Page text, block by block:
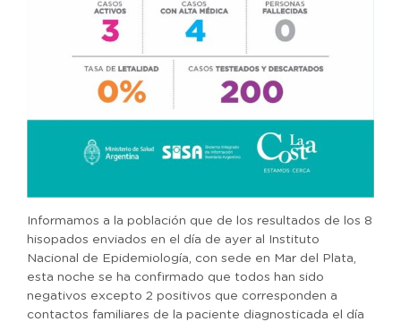
Informamos a la población que de los resultados de los 8
hisopados enviados en el día de ayer al Instituto
Nacional de Epidemiología, con sede en Mar del Plata,
esta noche se ha confirmado que todos han sido
negativos excepto 2 positivos que corresponden a
contactos familiares de la paciente diagnosticada el día